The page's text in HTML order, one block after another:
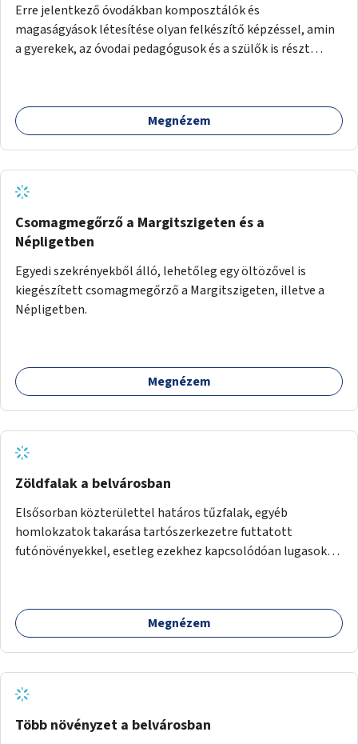
Erre jelentkező óvodákban komposztálók és
magaságyások létesítése olyan felkészítő képzéssel, amin
a gyerekek, az óvodai pedagógusok és a szülők is részt
Megnézem
Csomagmegőrző a Margitszigeten és a
Népligetben
Egyedi szekrényekből álló, lehetőleg egy öltözővel is
kiegészített csomagmegőrző a Margitszigeten, illetve a
Népligetben.
Megnézem
Zöldfalak a belvárosban
Elsősorban közterülettel határos tűzfalak, egyéb
homlokzatok takarása tartószerkezetre futtatott
futónövényekkel, esetleg ezekhez kapcsolódóan lugasok
nincs lehetőség.
Megnézem
Több növényzet a belvárosban